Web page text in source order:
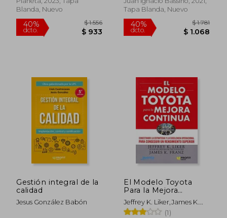
Magia En Minutos: La
Superca
Blanda, Nuevo
40%
dcto.
key Results (Okrs) (en
Tapa Blanda, Nuevo
40%
dcto.
Gestión integral de la
calidad
Jesus González Babón
El Modelo Toyota
Para la Mejora
Continua
Jeffrey K. Liker,James K.
Franz
(1)